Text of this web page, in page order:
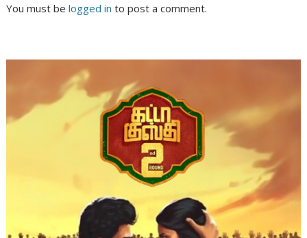
You must belogged in to post a comment.